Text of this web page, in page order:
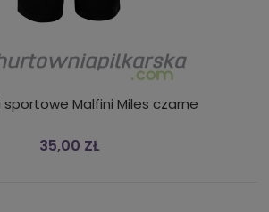
sportowe Malfini Miles czarne
35,00 ZŁ